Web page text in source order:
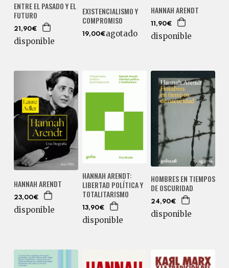
ENTRE EL PASADO Y EL
FUTURO
21,90€
disponible
EXISTENCIALISMO Y
COMPROMISO
19,00€agotado
HANNAH ARENDT
11,90€
disponible
HANNAH ARENDT
23,00€
disponible
HANNAH ARENDT:
LIBERTAD POLÍTICA Y
TOTALITARISMO
13,90€
disponible
HOMBRES EN TIEMPOS
DE OSCURIDAD
24,90€
disponible